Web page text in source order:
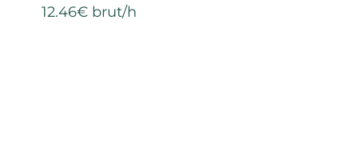
12.46€ brut/h